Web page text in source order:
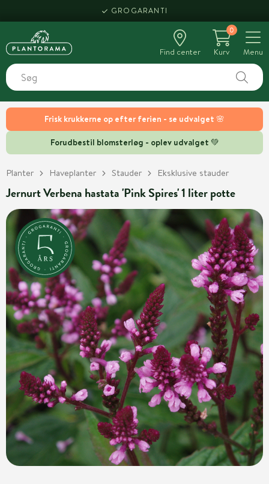
Frisk krukkerne op efter ferien - se udvalget 🌸
Forudbestil blomsterløg - oplev udvalget 💚
GROGARANTI
Find center
0
Kurv
Menu
Planter Haveplanter Stauder Eksklusive stauder
Jernurt Verbena hastata 'Pink Spires' 1 liter potte